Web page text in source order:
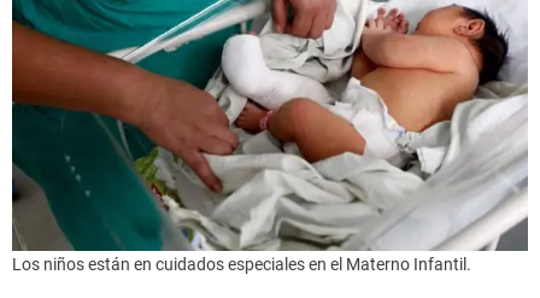
Los niños están en cuidados especiales en el Materno Infantil.